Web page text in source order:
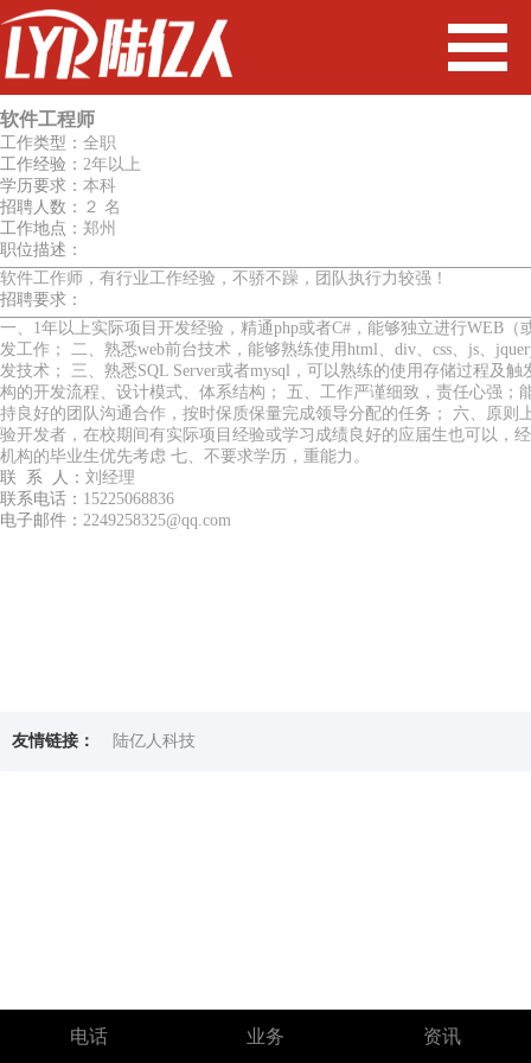
软件工程师
工作类型： 全职
工作经验： 2年以上
学历要求： 本科
招聘人数： ２ 名
工作地点： 郑州
职位描述：
软件工作师，有行业工作经验，不骄不躁，团队执行力较强！
招聘要求：
一、1年以上实际项目开发经验，精通php或者C#，能够独立进行WEB（
发工作； 二、熟悉web前台技术，能够熟练使用html、div、css、js、
发技术； 三、熟悉SQL Server或者mysql，可以熟练的使用存储过程及
构的开发流程、设计模式、体系结构； 五、工作严谨细致，责任心强；
持良好的团队沟通合作，按时保质保量完成领导分配的任务； 六、原则
验开发者，在校期间有实际项目经验或学习成绩良好的应届生也可以，
机构的毕业生优先考虑 七、不要求学历，重能力。
联 系 人： 刘经理
联系电话： 15225068836
电子邮件： 2249258325@qq.com
友情链接： 陆亿人科技
电话 业务 资讯